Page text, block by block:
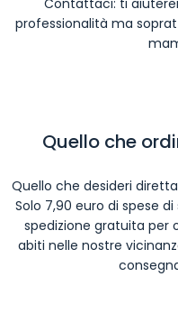
Contattaci: ti
professionalità ma
Quello che
Quello che desideri
Solo 7,90 euro di spese
spedizione gratuita per
abiti nelle nostre